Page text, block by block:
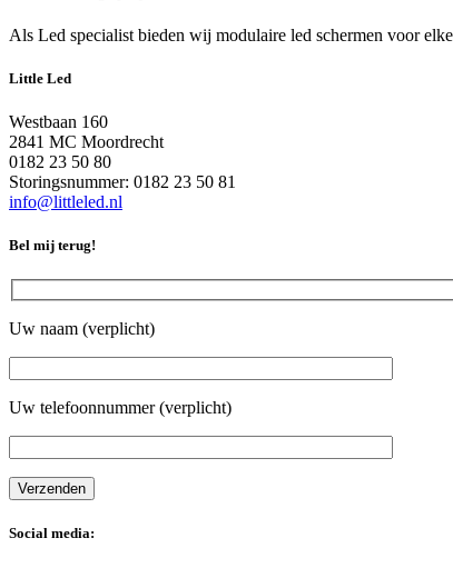
Als Led specialist bieden wij modulaire led schermen voor
Little Led
Westbaan 160
2841 MC Moordrecht
0182 23 50 80
Storingsnummer: 0182 23 50 81
info@littleled.nl
Bel mij terug!
Uw naam (verplicht)
Uw telefoonnummer (verplicht)
Social media: